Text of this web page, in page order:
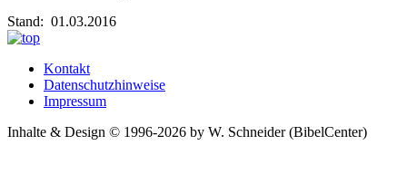
Stand: 01.03.2016
Kontakt
Datenschutzhinweise
Impressum
Inhalte & Design © 1996-2026 by W. Schneider (BibelCenter)